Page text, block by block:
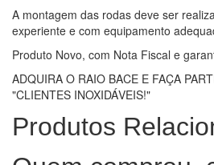
A montagem das rodas deve ser
experiente e com equipamento
Produto Novo, com Nota Fiscal e
ADQUIRA O RAIO BACE E FAÇA
"CLIENTES INOXIDÁVEIS!"
Produtos